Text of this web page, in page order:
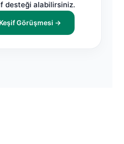
desteği alabilirsiniz.
Görüşmesi →